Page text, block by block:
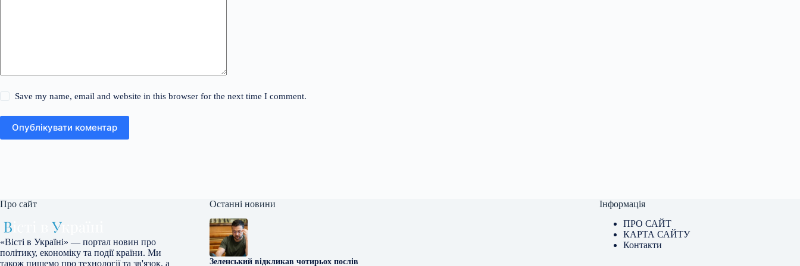
Save my name, email and website in this browser for the next time I comment.
Опублікувати коментар
Про сайт
«Вісті в Україні» — портал новин про
політику, економіку та події країни. Ми
також пишемо про технології та зв'язок, а
Останні новини
Зеленський відкликав чотирьох послів
Інформація
ПРО САЙТ
КАРТА САЙТУ
Контакти